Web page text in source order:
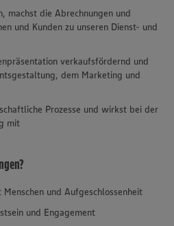
machst die Abrechnungen und
und Kunden zu unseren Dienst- und
verkaufsfördernd und
dem Marketing und
Prozesse und wirkst bei der
mit
und Aufgeschlossenheit
und Engagement